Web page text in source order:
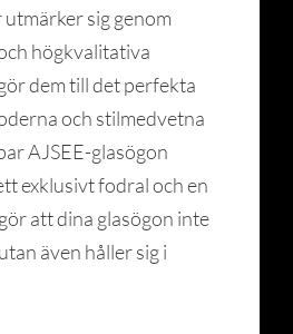
sig genom
högkvalitativa
dem till det perfekta
och stilmedvetna
AJSEE-glasögon
exklusivt fodral och en
att dina glasögon inte
även håller sig i